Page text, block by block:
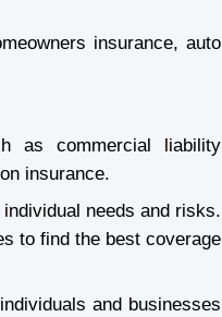
insurance, auto
as commercial liability
insurance.
needs and risks.
to find the best coverage
and businesses